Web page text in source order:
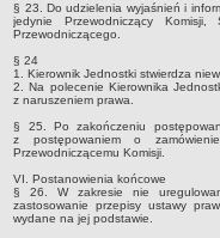
§ 23. Do udzielenia wyjaśnień i
jedynie Przewodniczący
Przewodniczącego.
§ 24
1. Kierownik Jednostki stwierdza
2. Na polecenie Kierownika
z naruszeniem prawa.
§ 25. Po zakończeniu
z postępowaniem o
Przewodniczącemu Komisji.
VI. Postanowienia końcowe
§ 26. W zakresie nie
zastosowanie przepisy ustawy
wydane na jej podstawie.